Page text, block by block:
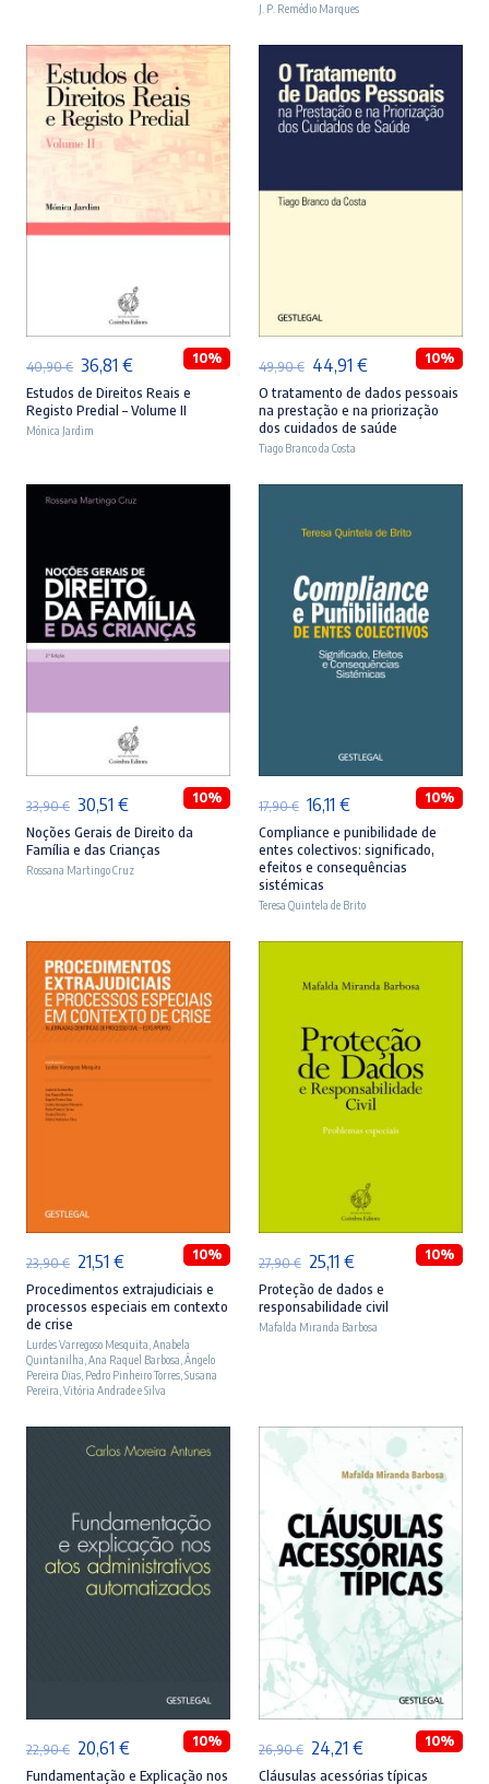
38,90 €.35,01 €.
era:
21,90 €.
é:
19,71 €.
J. P. Remédio Marques
ADICIONAR
40,90€ O
preço
original
40,90 €.
36,81 €O
preço
atual
36,81 €.
10%
Estudos de Direitos Reais e
Registo Predial – Volume II
Mónica Jardim
49,90€ O
preço
original
era:
49,90 €.
44,91 €O
preço
atual
44,91 €.
10%
O tratamento de dados pessoais
na prestação e na priorização
dos cuidados de saúde
Tiago Branco da Costa
ADICIONAR
33,90€ O
preço
original
30,51 €O
preço
atual
10%
Noções Gerais de Direito da
Família e das Crianças
Rossana Martingo Cruz
17,90€ O
preço
original
era:
16,11 €O
preço
atual
10%
Compliance e punibilidade de
entes colectivos: significado,
efeitos e consequências
sistémicas
Teresa Quintela de Brito
23,90€ O
preço
original
era:
23,90 €.
21,51 €O
preço
atual
é:
21,51 €.
10%
Procedimentos extrajudiciais e
processos especiais em contexto
de crise
Lurdes Varregoso Mesquita Anabela
Quintanilha Ana Raquel Barbosa Ângelo
Pereira Dias Pedro Pinheiro Torres Susana
Pereira Vitória Andrade e Silva
ADICIONAR
27,90€ O
preço
original
25,11 €O
preço
atual
10%
Proteção de dados e
responsabilidade civil
Mafalda Miranda Barbosa
22,90€ O
preço
20,61 €O
preço
10%
Fundamentação e Explicação nos
ADICIONAR
26,90€ O
preço
24,21 €O
preço
10%
Cláusulas acessórias típicas